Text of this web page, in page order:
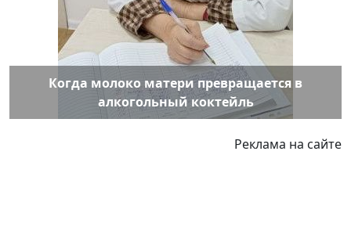
Когда молоко матери превращается в
алкогольный коктейль
Реклама на сайте